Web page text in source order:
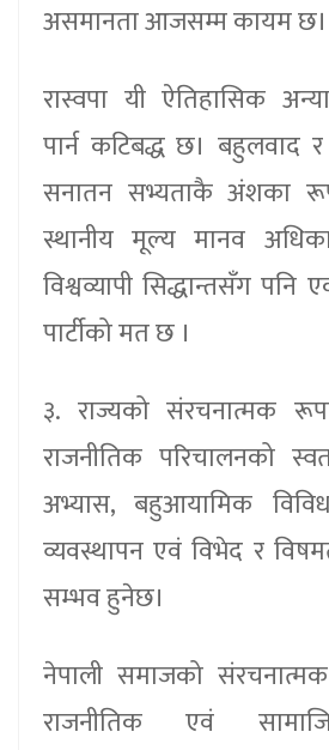
असमानता आजसम्म कायम छ।
रास्वपा यी ऐतिहासिक
पार्न कटिबद्ध छ। बहुलवाद
सनातन सभ्यताकै अंशका
स्थानीय मूल्य मानव
विश्वव्यापी सिद्धान्तसँग पनि
पार्टीको मत छ ।
३. राज्यको संरचनात्मक
राजनीतिक परिचालनको
अभ्यास, बहुआयामिक
व्यवस्थापन एवं विभेद र
सम्भव हुनेछ।
नेपाली समाजको
राजनीतिक एवं